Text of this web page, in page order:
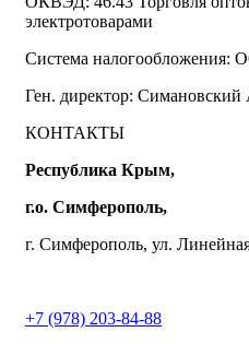
электротоварами
Система налогообложения:
Ген. директор:
КОНТАКТЫ
Республика Крым,
г.о. Симферополь,
г. Симферополь, ул.
+7 (978) 203-84-88